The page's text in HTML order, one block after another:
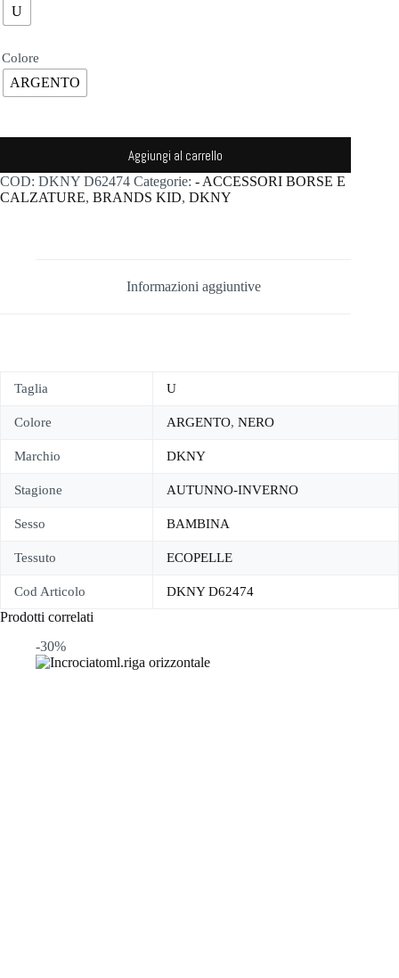
U
Colore
ARGENTO
Aggiungi al carrello
COD: DKNY D62474 Categorie: - ACCESSORI BORSE E
CALZATURE, BRANDS KID, DKNY
Informazioni aggiuntive
Taglia U
Colore ARGENTO, NERO
Marchio DKNY
Stagione AUTUNNO-INVERNO
Sesso BAMBINA
Tessuto ECOPELLE
Cod Articolo DKNY D62474
Prodotti correlati
-30%